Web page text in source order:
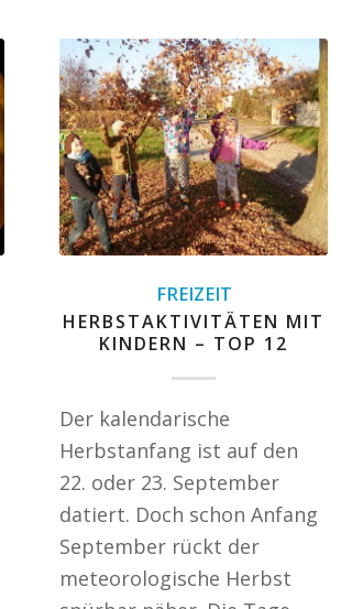
FREIZEIT
HERBSTAKTIVITÄTEN MIT
KINDERN – TOP 12
Der kalendarische
Herbstanfang ist auf den
22. oder 23. September
datiert. Doch schon Anfang
September rückt der
meteorologische Herbst